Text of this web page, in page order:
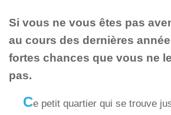
Si vous ne vous êtes pas
au cours des dernières
fortes chances que vous ne
pas.
Ce petit quartier qui se trouve